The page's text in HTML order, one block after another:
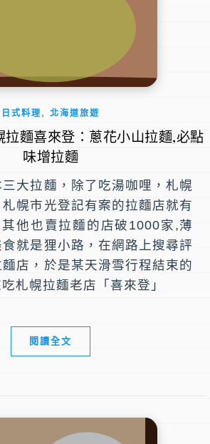
日式料理 , 北海道旅遊
拉麵喜來登：蔥花小山拉麵,必點
味增拉麵
幌市光登記有案的拉麵店就有
他也賣拉麵的店破1000家,薄
就是狸小路，在網路上搜尋評
店，於是某天滑雪行程結束的
札幌拉麵老店「喜來登」
閱讀全文